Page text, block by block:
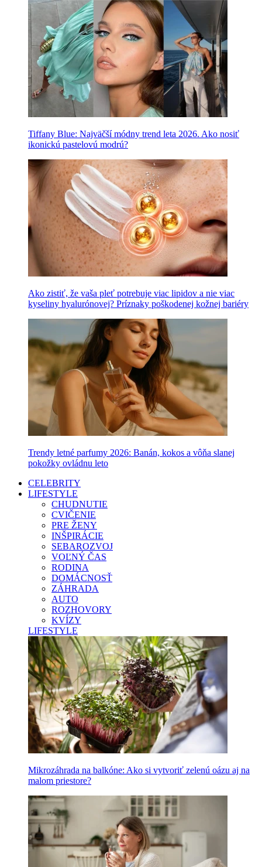
Tiffany Blue: Najväčší módny trend leta 2026. Ako nosiť
ikonickú pastelovú modrú?
Ako zistiť, že vaša pleť potrebuje viac lipidov a nie viac
kyseliny hyalurónovej? Príznaky poškodenej kožnej bariéry
Trendy letné parfumy 2026: Banán, kokos a vôňa slanej
pokožky ovládnu leto
CELEBRITY
LIFESTYLE
CHUDNUTIE
CVIČENIE
PRE ŽENY
INŠPIRÁCIE
SEBAROZVOJ
VOĽNÝ ČAS
RODINA
DOMÁCNOSŤ
ZÁHRADA
AUTO
ROZHOVORY
KVÍZY
LIFESTYLE
Mikrozáhrada na balkóne: Ako si vytvoriť zelenú oázu aj na
malom priestore?